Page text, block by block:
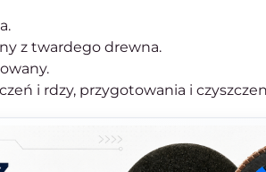
z twardego drewna.
i rdzy, przygotowania i